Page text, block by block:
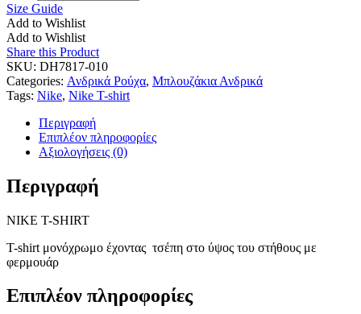
Size Guide
Add to Wishlist
Add to Wishlist
Share this Product
SKU: DH7817-010
Categories: Ανδρικά Ρούχα, Μπλουζάκια Ανδρικά
Tags: Nike, Nike T-shirt
Περιγραφή
Επιπλέον πληροφορίες
Αξιολογήσεις (0)
Περιγραφή
NIKE T-SHIRT
T-shirt μονόχρωμο έχοντας τσέπη στο ύψος του στήθους με
φερμουάρ
Επιπλέον πληροφορίες